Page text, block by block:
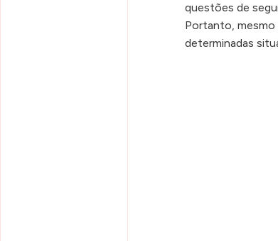
questões de
Portanto, mesmo
determinadas